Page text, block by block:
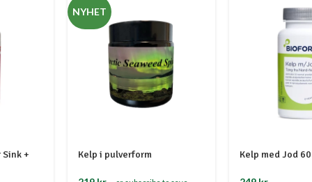
+
NYHET
Kelp i pulverform Kelp med Jod